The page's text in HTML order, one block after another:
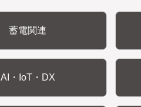
蓄電関連
AI・IoT・DX